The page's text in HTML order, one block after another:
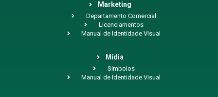
Marketing
Departamento Comercial
Licenciamentos
Manual de Identidade Visual
Mídia
Símbolos
Manual de Identidade Visual